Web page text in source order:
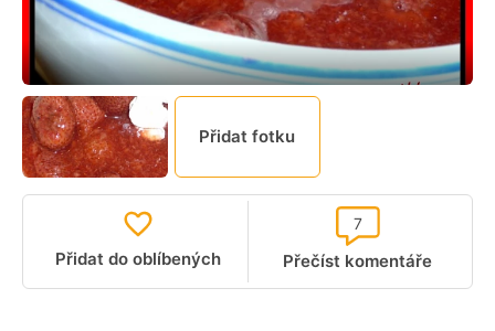
Přidat fotku
Přidat do oblíbených Přečíst komentáře
7